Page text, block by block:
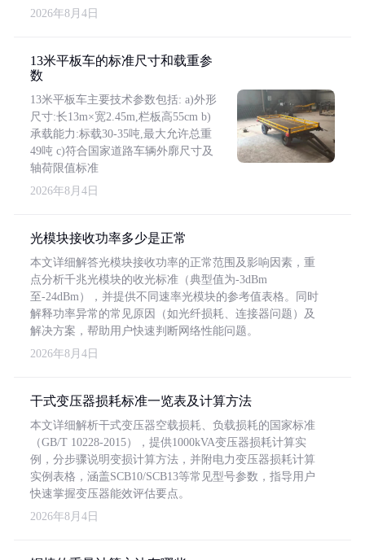
2026年8月4日
13米平板车的标准尺寸和载重参
数
13米平板车主要技术参数包括: a)外形
尺寸:长13m×宽2.45m,栏板高55cm b)
承载能力:标载30-35吨,最大允许总重
49吨 c)符合国家道路车辆外廓尺寸及
轴荷限值标准
2026年8月4日
光模块接收功率多少是正常
本文详细解答光模块接收功率的正常范围及影响因素，重
点分析千兆光模块的收光标准（典型值为-3dBm
至-24dBm），并提供不同速率光模块的参考值表格。同时
解释功率异常的常见原因（如光纤损耗、连接器问题）及
解决方案，帮助用户快速判断网络性能问题。
2026年8月4日
干式变压器损耗标准一览表及计算方法
本文详细解析干式变压器空载损耗、负载损耗的国家标准
（GB/T 10228-2015），提供1000kVA变压器损耗计算实
例，分步骤说明变损计算方法，并附电力变压器损耗计算
实例表格，涵盖SCB10/SCB13等常见型号参数，指导用户
快速掌握变压器能效评估要点。
2026年8月4日